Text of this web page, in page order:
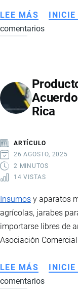
LEE MÁS SOBRE
QUÉ
Y
NO
DE
LA
DE
ELIMINAR
INICIE
comentarios
Rica
ARTÍCULO
26 AGOSTO, 2025
2 MINUTOS
14 VISTAS
Insumos y aparatos
agrícolas, jarabes
importarse libres de
Asociación
LEE MÁS SOBRE
INICIE
comentarios